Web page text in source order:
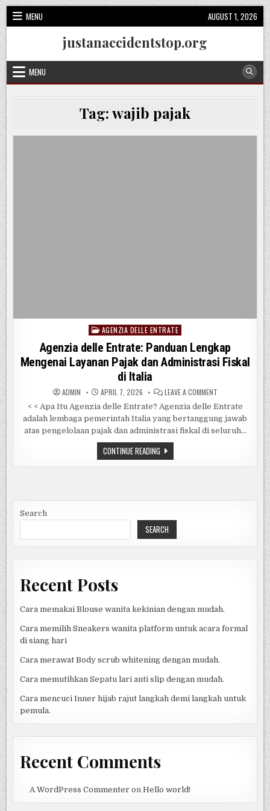
Skip
to
content
MENU AUGUST 1, 2026
justanaccidentstop.org
MENU
Tag:wajib pajak
Posted
in
AGENZIA DELLE ENTRATE
Agenzia delle Entrate: Panduan Lengkap
Mengenai Layanan Pajak dan Administrasi Fiskal
di Italia
ADMIN APRIL 7, 2026 LEAVE A COMMENTON
DELLE
ENTRATE:
PANDUAN
LENGKAP
MENGENAI
< < Apa Itu Agenzia delle Entrate? Agenzia delle Entrate
adalah lembaga pemerintah Italia yang bertanggung jawab
atas pengelolaan pajak dan administrasi fiskal di seluruh...
CONTINUE READINGAGENZIA
DELLE
ENTRATE:
PAJAK
ADMINISTRASI
FISKAL
DI
ITALIA
Search
SEARCH
Recent Posts
Cara memakai Blouse wanita kekinian dengan mudah.
Cara memilih Sneakers wanita platform untuk acara formal
di siang hari
Cara merawat Body scrub whitening dengan mudah.
Cara memutihkan Sepatu lari anti slip dengan mudah.
Cara mencuci Inner hijab rajut langkah demi langkah untuk
pemula.
Recent Comments
A WordPress Commenter on Hello world!